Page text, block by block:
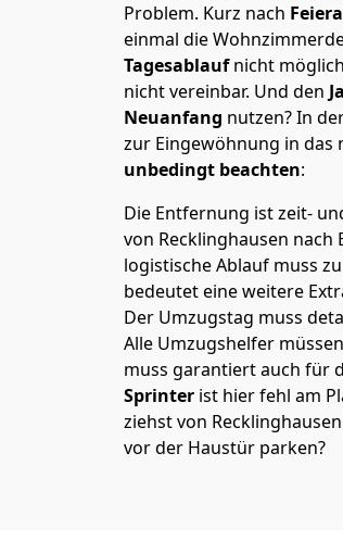
Problem. Kurz nach
einmal die
Tagesablaufnicht
nicht vereinbar. Und den
Neuanfang nutzen? In
zur Eingewöhnung in das
unbedingt beachten:
Die Entfernung ist zeit-
von Recklinghausen nach
logistische Ablauf muss zu
bedeutet eine weitere
Der Umzugstag muss
Alle Umzugshelfer
muss garantiert auch für
Sprinter ist hier fehl am
ziehst von
vor der Haustür parken?